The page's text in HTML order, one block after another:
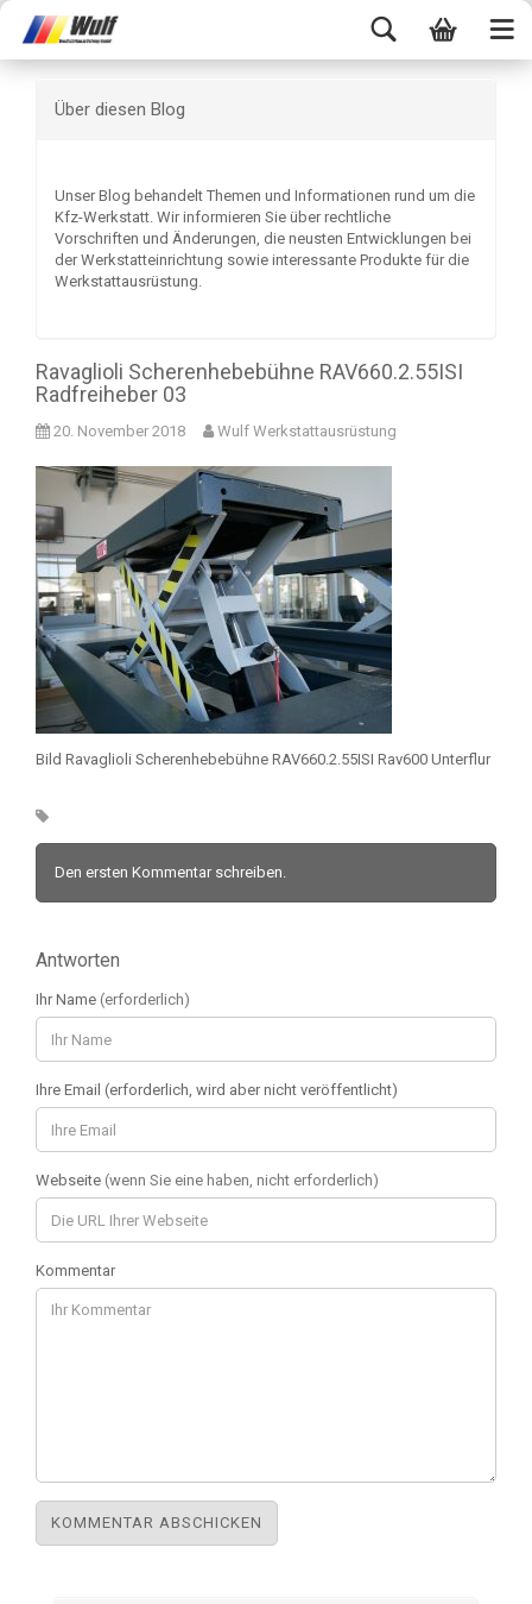
Über diesen Blog
Unser Blog behandelt Themen und Informationen rund um die
Kfz-Werkstatt. Wir informieren Sie über rechtliche
Vorschriften und Änderungen, die neusten Entwicklungen bei
der Werkstatteinrichtung sowie interessante Produkte für die
Werkstattausrüstung.
Ravaglioli Scherenhebebühne RAV660.2.55ISI
Radfreiheber 03
20. November 2018 Wulf Werkstattausrüstung
Bild Ravaglioli Scherenhebebühne RAV660.2.55ISI Rav600 Unterflur
Den ersten Kommentar schreiben.
Antworten
Ihr Name (erforderlich)
Ihre Email (erforderlich, wird aber nicht veröffentlicht)
Webseite (wenn Sie eine haben, nicht erforderlich)
Kommentar